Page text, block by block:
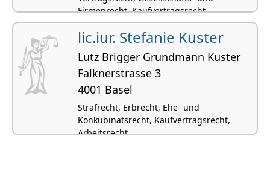
Firmenrecht, Kaufvertragsrecht
lic.iur. Stefanie Kuster
Lutz Brigger Grundmann Kuster
Falknerstrasse 3
4001 Basel
Strafrecht, Erbrecht, Ehe- und
Konkubinatsrecht, Kaufvertragsrecht,
Arbeitsrecht